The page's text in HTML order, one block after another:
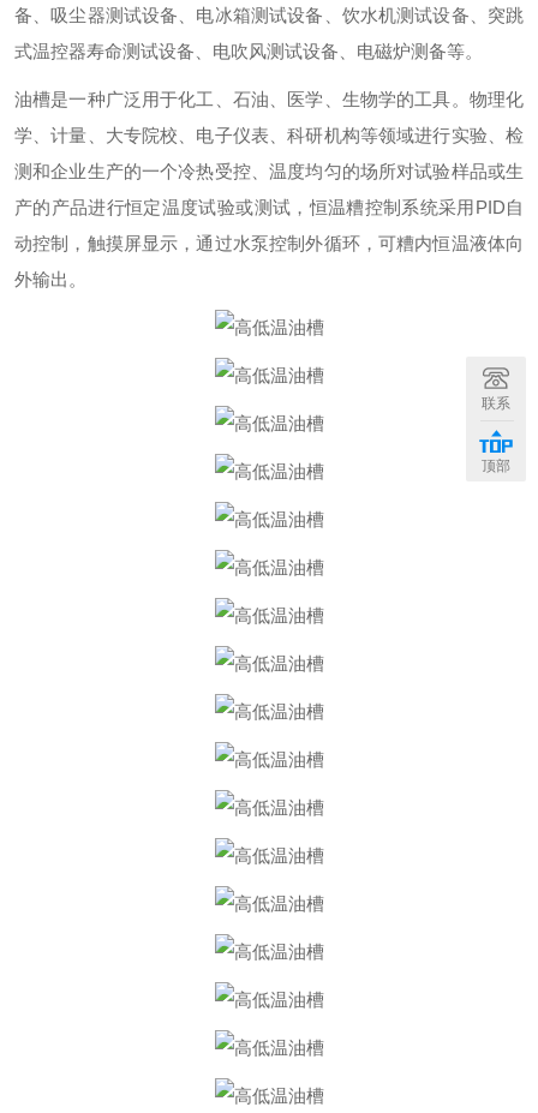
备、吸尘器测试设备、电冰箱测试设备、饮水机测试设备、突跳
式温控器寿命测试设备、电吹风测试设备、电磁炉测备等。
油槽是一种广泛用于化工、石油、医学、生物学的工具。物理化
学、计量、大专院校、电子仪表、科研机构等领域进行实验、检
测和企业生产的一个冷热受控、温度均匀的场所对试验样品或生
产的产品进行恒定温度试验或测试，恒温糟控制系统采用PID自
动控制，触摸屏显示，通过水泵控制外循环，可糟内恒温液体向
外输出。
联系
顶部